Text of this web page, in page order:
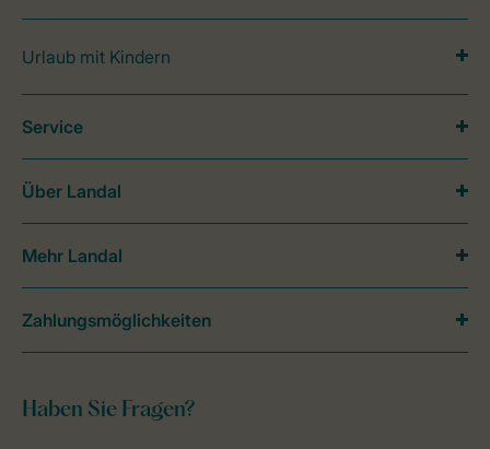
Urlaub mit Kindern
Haben Sie Fragen?
Service
Über Landal
Mehr Landal
Zahlungsmöglichkeiten